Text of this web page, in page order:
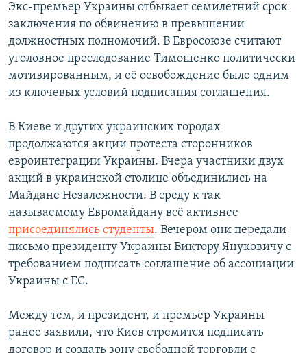
Экс-премьер Украины отбывает семилетний срок
заключения по обвинению в превышении
должностных полномочий. В Евросоюзе считают
уголовное преследование Тимошенко политически
мотивированным, и её освобождение было одним
из ключевых условий подписания соглашения.
В Киеве и других украинских городах
продолжаются акции протеста сторонников
евроинтеграции Украины. Вчера участники двух
акций в украинской столице объединились на
Майдане Незалежности. В среду к так
называемому Евромайдану всё активнее
присоединялись студенты. Вечером они передали
письмо президенту Украины Виктору Януковичу с
требованием подписать соглашение об ассоциации
Украины с ЕС.
Между тем, и президент, и премьер Украины
ранее заявили, что Киев стремится подписать
договор и создать зону свободной торговли с